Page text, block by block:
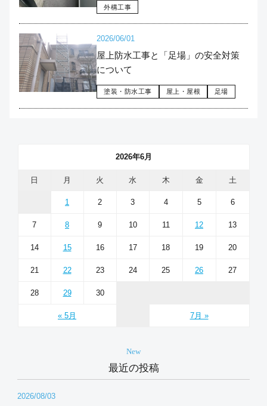
外構工事
2026/06/01
屋上防水工事と「足場」の安全対策
について
塗装・防水工事 屋上・屋根 足場
2026年6月
日 月 火 水 木 金 土
« 5月 7月 »
1 2 3 4 5 6
7 8 9 10 11 12 13
14 15 16 17 18 19 20
21 22 23 24 25 26 27
28 29 30
New
最近の投稿
2026/08/03